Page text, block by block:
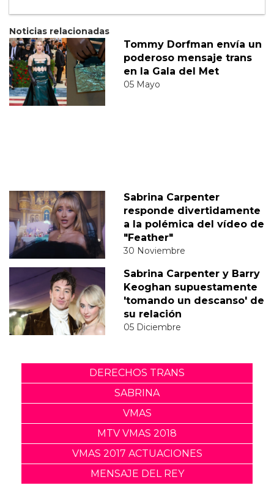
Noticias relacionadas
Tommy Dorfman envía un
poderoso mensaje trans
en la Gala del Met
05 Mayo
Sabrina Carpenter
responde divertidamente
a la polémica del vídeo de
"Feather"
30 Noviembre
Sabrina Carpenter y Barry
Keoghan supuestamente
'tomando un descanso' de
su relación
05 Diciembre
DERECHOS TRANS
SABRINA
VMAS
MTV VMAS 2018
VMAS 2017 ACTUACIONES
MENSAJE DEL REY